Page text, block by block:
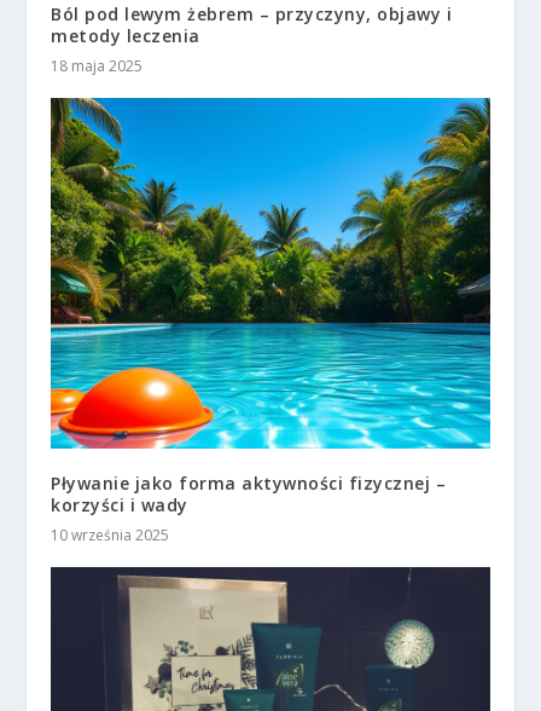
Ból pod lewym żebrem – przyczyny, objawy i
metody leczenia
18 maja 2025
Pływanie jako forma aktywności fizycznej –
korzyści i wady
10 września 2025